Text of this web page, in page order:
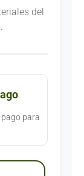
del
pago para